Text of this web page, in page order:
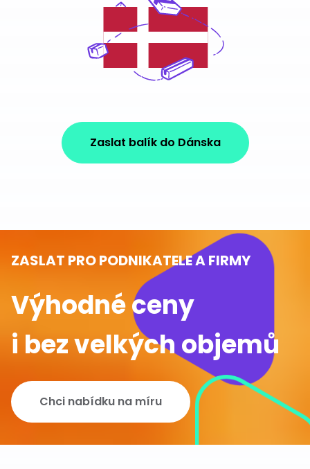
Zaslat balík do Dánska
ZASLAT PRO PODNIKATELE A FIRMY
Výhodné ceny
i bez velkých objemů
Chci nabídku na míru